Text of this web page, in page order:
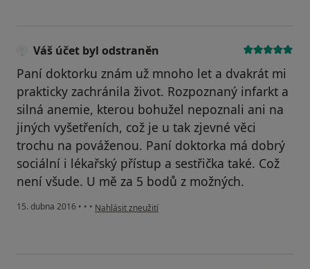
Váš účet byl odstraněn
Paní doktorku znám už mnoho let a dvakrát mi
prakticky zachránila život. Rozpoznaný infarkt a
silná anemie, kterou bohužel nepoznali ani na
jiných vyšetřeních, což je u tak zjevné věci
trochu na pováženou. Paní doktorka má dobrý
sociální i lékařský přístup a sestřička také. Což
není všude. U mě za 5 bodů z možných.
15. dubna 2016 • • • podle názoru uživatele Váš účet byl odstraněn
Nahlásit zneužití